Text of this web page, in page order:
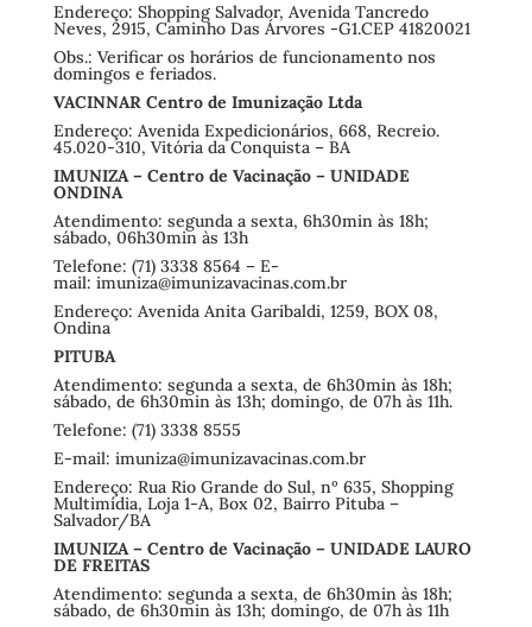
Endereço: Shopping Salvador, Avenida Tancredo
Neves, 2915, Caminho Das Árvores -G1.CEP 41820021
Obs.: Verificar os horários de funcionamento nos
domingos e feriados.
VACINNAR Centro de Imunização Ltda
Endereço: Avenida Expedicionários, 668, Recreio.
45.020-310, Vitória da Conquista – BA
IMUNIZA – Centro de Vacinação – UNIDADE
ONDINA
Atendimento: segunda a sexta, 6h30min às 18h;
sábado, 06h30min às 13h
Telefone: (71) 3338 8564 – E-
mail: imuniza@imunizavacinas.com.br
Endereço: Avenida Anita Garibaldi, 1259, BOX 08,
Ondina
PITUBA
Atendimento: segunda a sexta, de 6h30min às 18h;
sábado, de 6h30min às 13h; domingo, de 07h às 11h.
Telefone: (71) 3338 8555
E-mail: imuniza@imunizavacinas.com.br
Endereço: Rua Rio Grande do Sul, nº 635, Shopping
Multimídia, Loja 1-A, Box 02, Bairro Pituba –
Salvador/BA
IMUNIZA – Centro de Vacinação – UNIDADE LAURO
DE FREITAS
Atendimento: segunda a sexta, de 6h30min às 18h;
sábado, de 6h30min às 13h; domingo, de 07h às 11h